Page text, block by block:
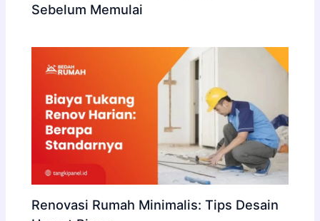
Sebelum Memulai
Renovasi Rumah Minimalis: Tips Desain